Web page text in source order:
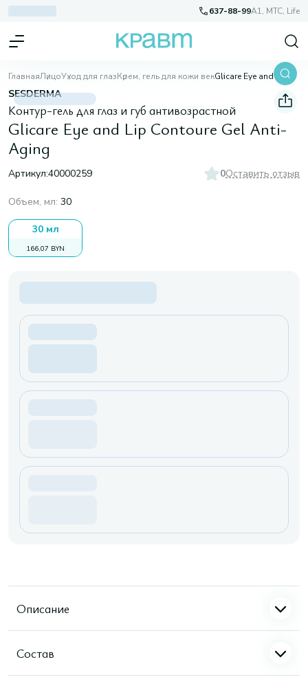
637-88-99A1, МТС, Life
ГлавнаяЛицоУход для глазКрем, гель для кожи век Glicare Eye and Lip Contoure Gel Anti-Aging
SESDERMA
Контур-гель для глаз и губ антивозрастной
Glicare Eye and Lip Contoure Gel Anti-
Aging
Артикул:40000259 0Оставить отзыв
Объем, мл: 30
30 мл
166,07 BYN
Описание
Состав